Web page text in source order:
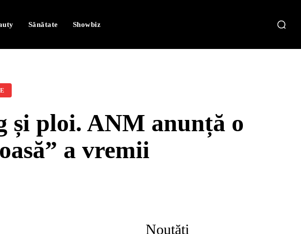
Sănătate Showbiz
și ploi. ANM anunță o
a vremii
Noutăți